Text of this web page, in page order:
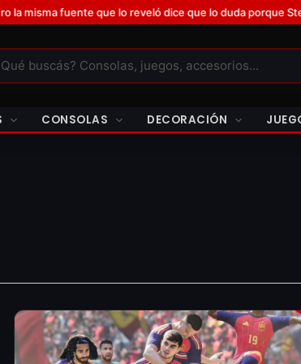
que lo reveló dice que lo duda porque Steam es
CONSOLAS DECORACIÓN